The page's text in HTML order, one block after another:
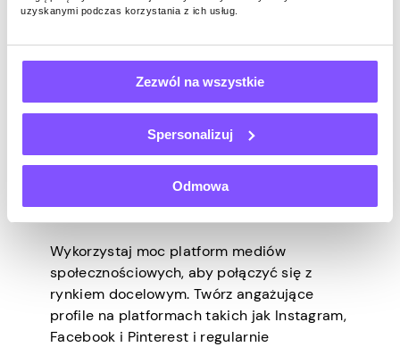
uzyskanymi podczas korzystania z ich usług.
Zezwól na wszystkie
Spersonalizuj
Odmowa
przyciągające wzrok oznakowanie, które
Spójność jest niezbędna, więc upewnij się,
że elementy Twojej marki są
odzwierciedlone we wszystkich kanałach
marketingowych, od platform mediów
społecznościowych po fizyczne wystawy
sklepowe.
Utrzymuj silną obecność w mediach
Wykorzystaj moc platform mediów
społecznościowych, aby połączyć się z
rynkiem docelowym. Twórz angażujące
profile na platformach takich jak Instagram,
Facebook i Pinterest i regularnie